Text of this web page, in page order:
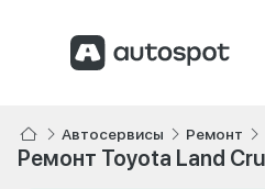
Автосервисы Ремонт
Ремонт Toyota Land